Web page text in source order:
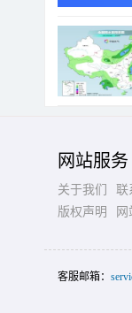
网站服务
关于我们 联
版权声明
网
客服邮箱：